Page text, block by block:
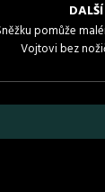
DALŠÍ
pomůže
Vojtovi bez